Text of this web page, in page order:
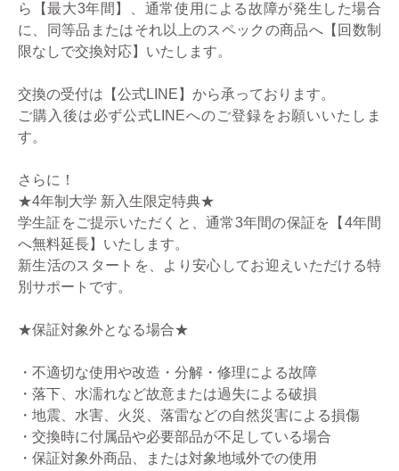
ら【最大3年間】、通常使用による故障が発生した場合
に、同等品またはそれ以上のスペックの商品へ【回数制
限なしで交換対応】いたします。
交換の受付は【公式LINE】から承っております。
ご購入後は必ず公式LINEへのご登録をお願いいたしま
す。
さらに！
★4年制大学 新入生限定特典★
学生証をご提示いただくと、通常3年間の保証を【4年間
へ無料延長】いたします。
新生活のスタートを、より安心してお迎えいただける特
別サポートです。
★保証対象外となる場合★
・不適切な使用や改造・分解・修理による故障
・落下、水濡れなど故意または過失による破損
・地震、水害、火災、落雷などの自然災害による損傷
・交換時に付属品や必要部品が不足している場合
・保証対象外商品、または対象地域外での使用